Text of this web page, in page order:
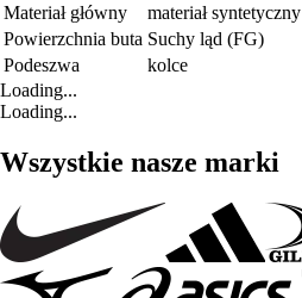
Materiał główny
materiał syntetyczny
Powierzchnia buta Suchy ląd (FG)
Podeszwa
kolce
Loading...
Loading...
Wszystkie nasze marki